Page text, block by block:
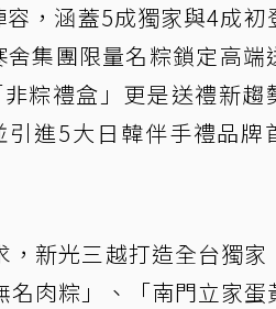
，涵蓋5成獨家與4成初
集團限量名粽鎖定高端
粽禮盒」更是送禮新趨
引進5大日韓伴手禮品牌
新光三越打造全台獨家
肉粽」、「南門立家蛋